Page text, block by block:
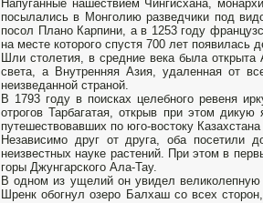
Напуганные нашествием Чингисхана,
посылались в Монголию разведчики под
посол Плано Карпини, а в 1253 году
на месте которого спустя 700 лет появилась
Шли столетия, в средние века была открыта
света, а Внутренняя Азия, удаленная от
неизведанной страной.
В 1793 году в поисках целебного ревеня
отрогов Тарбагатая, открыв при этом
путешествовавших по юго-востоку
Независимо друг от друга, оба посетили
неизвестных науке растений. При этом в
горы Джунгарского Ала-Тау.
В одном из ущелий он увидел
Шренк обогнул озеро Балхаш со всех